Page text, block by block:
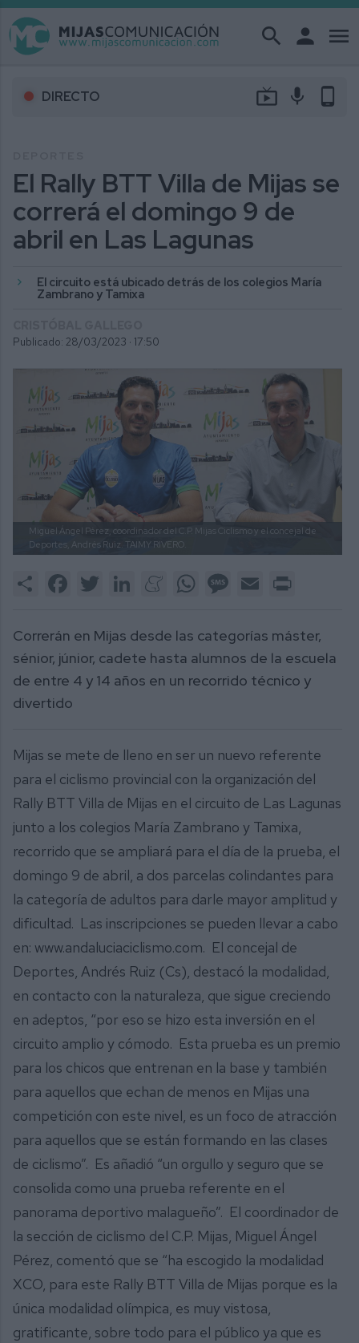
search person menu
DIRECTO live_tv mic phone_android
El Rally BTT Villa de Mijas se
correrá el domingo 9 de
abril en Las Lagunas
El circuito está ubicado detrás de los colegios María
Zambrano y Tamixa
Publicado: 28/03/2023 · 17:50
Miguel Ángel Pérez, coordinador del C.P. Mijas Ciclismo y el concejal de
Deportes, Andrés Ruiz. TAIMY RIVERO.
Share FacebookTwitter LinkedInMeneameWhatsAppMessage
Email
Correrán en Mijas desde las categorías máster,
sénior, júnior, cadete hasta alumnos de la escuela
de entre 4 y 14 años en un recorrido técnico y
divertido
Mijas se mete de lleno en ser un nuevo referente
para el ciclismo provincial con la organización del
Rally BTT Villa de Mijas en el circuito de Las Lagunas
junto a los colegios María Zambrano y Tamixa,
recorrido que se ampliará para el día de la prueba, el
domingo 9 de abril, a dos parcelas colindantes para
la categoría de adultos para darle mayor amplitud y
dificultad. Las inscripciones se pueden llevar a cabo
en: www.andaluciaciclismo.com. El concejal de
Deportes, Andrés Ruiz (Cs), destacó la modalidad,
en contacto con la naturaleza, que sigue creciendo
en adeptos, “por eso se hizo esta inversión en el
circuito amplio y cómodo. Esta prueba es un premio
para los chicos que entrenan en la base y también
para aquellos que echan de menos en Mijas una
competición con este nivel, es un foco de atracción
para aquellos que se están formando en las clases
de ciclismo”. Es añadió “un orgullo y seguro que se
consolida como una prueba referente en el
panorama deportivo malagueño”. El coordinador de
la sección de ciclismo del C.P. Mijas, Miguel Ángel
Pérez, comentó que se “ha escogido la modalidad
XCO, para este Rally BTT Villa de Mijas porque es la
única modalidad olímpica, es muy vistosa,
gratificante, sobre todo para el público ya que es